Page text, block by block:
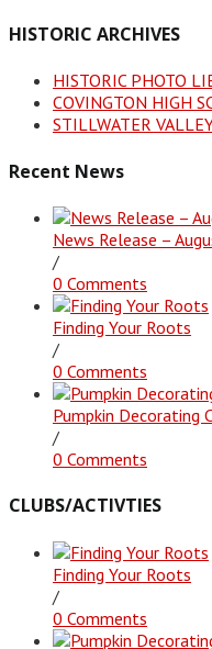
HISTORIC ARCHIVES
HISTORIC PHOTO
COVINGTON HIGH
STILLWATER
Recent News
News Release –
/
0 Comments
Finding Your Roots
/
0 Comments
Pumpkin Decorating
/
0 Comments
CLUBS/ACTIVTIES
Finding Your Roots
/
0 Comments